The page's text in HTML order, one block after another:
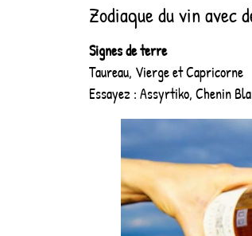
Zodiaque du vin avec
Signes de terre
Taureau, Vierge et Capricorne
Essayez : Assyrtiko, Chenin